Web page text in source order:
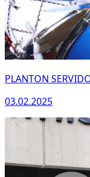
PLANTON
03.02.2025